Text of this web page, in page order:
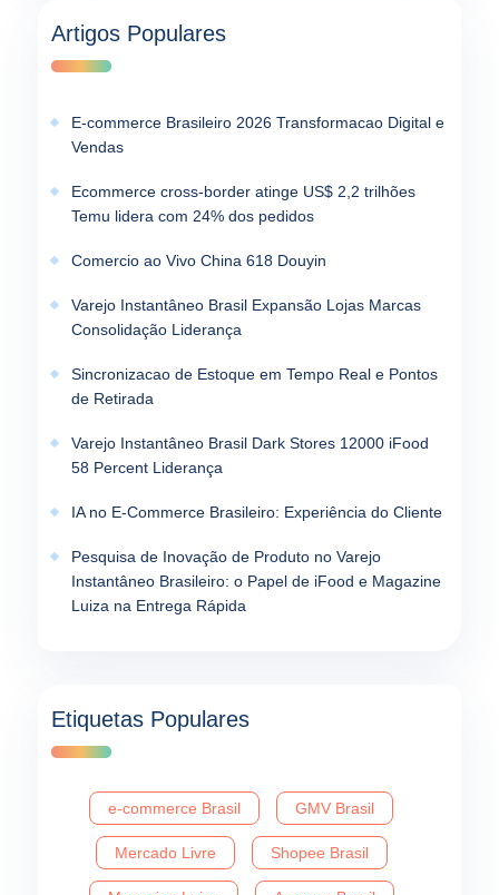
Artigos Populares
E-commerce Brasileiro 2026 Transformacao Digital e
Vendas
Ecommerce cross-border atinge US$ 2,2 trilhões
Temu lidera com 24% dos pedidos
Comercio ao Vivo China 618 Douyin
Varejo Instantâneo Brasil Expansão Lojas Marcas
Consolidação Liderança
Sincronizacao de Estoque em Tempo Real e Pontos
de Retirada
Varejo Instantâneo Brasil Dark Stores 12000 iFood
58 Percent Liderança
IA no E-Commerce Brasileiro: Experiência do Cliente
Pesquisa de Inovação de Produto no Varejo
Instantâneo Brasileiro: o Papel de iFood e Magazine
Luiza na Entrega Rápida
Etiquetas Populares
e-commerce Brasil GMV Brasil
Mercado Livre Shopee Brasil